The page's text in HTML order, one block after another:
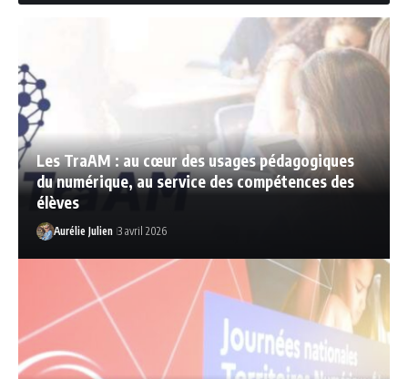
Les TraAM : au cœur des usages pédagogiques
du numérique, au service des compétences des
élèves
Aurélie Julien 3 avril 2026